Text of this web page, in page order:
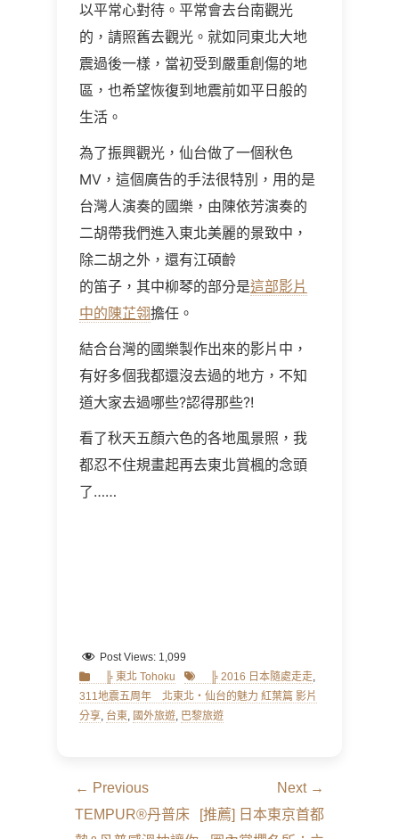
以平常心對待。平常會去台南觀光
的，請照舊去觀光。就如同東北大地
震過後一樣，當初受到嚴重創傷的地
區，也希望恢復到地震前如平日般的
生活。
為了振興觀光，仙台做了一個秋色
MV，這個廣告的手法很特別，用的是
台灣人演奏的國樂，由陳依芳演奏的
二胡帶我們進入東北美麗的景致中，
除二胡之外，還有江碩齡
的笛子，其中柳琴的部分是這部影片
中的陳芷翎擔任。
結合台灣的國樂製作出來的影片中，
有好多個我都還沒去過的地方，不知
道大家去過哪些?認得那些?!
看了秋天五顏六色的各地風景照，我
都忍不住規畫起再去東北賞楓的念頭
了……
Post Views: 1,099
Categories
╠ 東北 Tohoku Tags ╠ 2016 日本隨處走走,
311地震五周年 北東北・仙台的魅力 紅葉篇 影片
分享, 台東, 國外旅遊, 巴黎旅遊
文
章
導
← Previous
Previous
TEMPUR®丹普床
Next →
Next
[推薦] 日本東京首都